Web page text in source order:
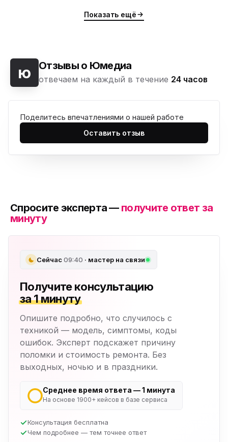
Показать ещё
ю Отзывы о Юмедиа
отвечаем на каждый в течение 24 часов
Поделитесь впечатлениями о нашей работе
Оставить отзыв
Спросите эксперта — получите ответ за
минуту
Сейчас09:40 · мастер на связи
Получите консультацию
за 1 минуту
Опишите подробно, что случилось с
техникой — модель, симптомы, коды
ошибок. Эксперт подскажет причину
поломки и стоимость ремонта. Без
выходных, ночью и в праздники.
Среднее время ответа — 1 минута
На основе 1900+ кейсов в базе сервиса
Консультация бесплатна
Чем подробнее — тем точнее ответ